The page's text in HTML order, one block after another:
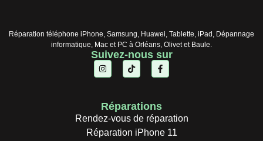
Réparation téléphone iPhone, Samsung, Huawei, Tablette, iPad, Dépannage
informatique, Mac et PC à Orléans, Olivet et Baule.
Suivez-nous sur
Réparations
Rendez-vous de réparation
Réparation iPhone 11